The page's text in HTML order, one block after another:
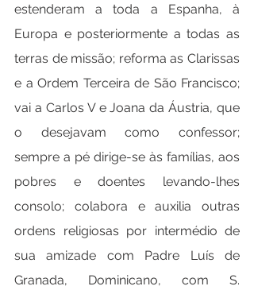
estenderam a toda a Espanha, à
Europa e posteriormente a todas as
terras de missão; reforma as Clarissas
e a Ordem Terceira de São Francisco;
vai a Carlos V e Joana da Áustria, que
o desejavam como confessor;
sempre a pé dirige-se às famílias, aos
pobres e doentes levando-lhes
consolo; colabora e auxilia outras
ordens religiosas por intermédio de
sua amizade com Padre Luís de
Granada, Dominicano, com S.